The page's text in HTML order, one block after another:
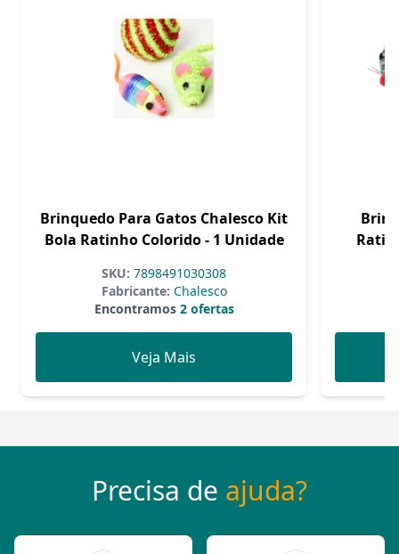
Brinquedo Para Gatos Chalesco Kit
Bola Ratinho Colorido - 1 Unidade
SKU: 7898491030308
Fabricante: Chalesco
Encontramos2 ofertas
Veja Mais
Precisa de ajuda?